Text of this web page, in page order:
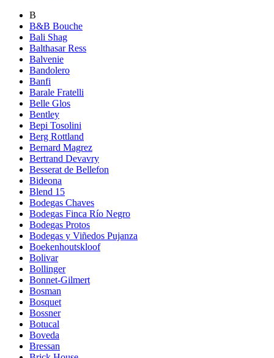
B
B&B Bouche
Bali Shag
Balthasar Ress
Balvenie
Bandolero
Banfi
Barale Fratelli
Belle Glos
Bentley
Bepi Tosolini
Berg Rottland
Bernard Magrez
Bertrand Devavry
Besserat de Bellefon
Bideona
Blend 15
Bodegas Chaves
Bodegas Finca Río Negro
Bodegas Protos
Bodegas y Viñedos Pujanza
Boekenhoutskloof
Bolivar
Bollinger
Bonnet-Gilmert
Bosman
Bosquet
Bossner
Botucal
Boveda
Bressan